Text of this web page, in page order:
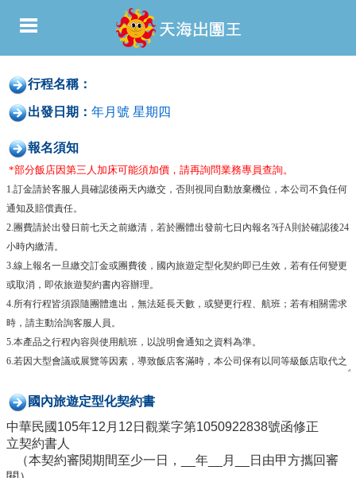
行程名稱：
出發日期： 年月號 星期四
報名須知
*部分飯店因第三人加床可能須加價，請再詢問業務專員查詢。
國內旅遊定型化契約書